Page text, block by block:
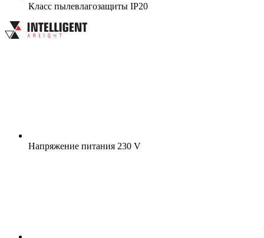
Класс пылевлагозащиты IP20
Напряжение питания 230 V